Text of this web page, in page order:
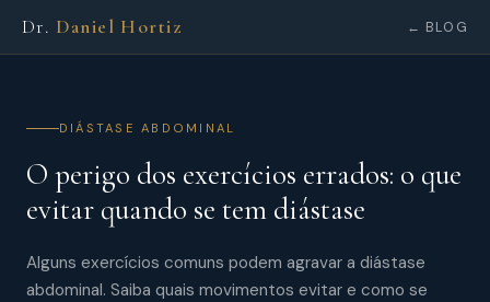
Dr. Daniel Hortiz ← BLOG
DIÁSTASE ABDOMINAL
O perigo dos exercícios errados: o que
evitar quando se tem diástase
Alguns exercícios comuns podem agravar a diástase
abdominal. Saiba quais movimentos evitar e como se